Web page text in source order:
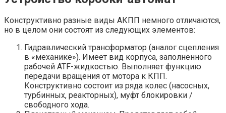
Конструктивно разные виды АКПП немного отличаются,
но в целом они состоят из следующих элементов:
Гидравлический трансформатор (аналог сцепления
в «механике»). Имеет вид корпуса, заполненного
рабочей ATF-жидкостью. Выполняет функцию
передачи вращения от мотора к КПП.
Конструктивно состоит из ряда колес (насосных,
турбинных, реакторных), муфт блокировки /
свободного хода.